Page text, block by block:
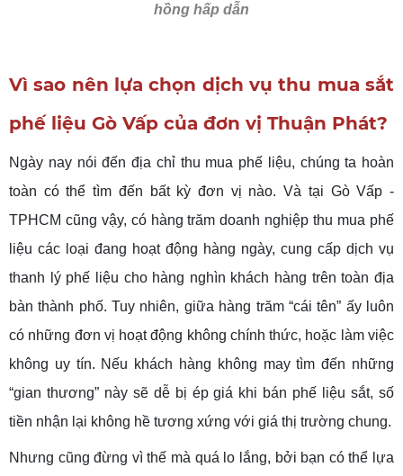
hồng hấp dẫn
Vì sao nên lựa chọn dịch vụ thu mua sắt
phế liệu Gò Vấp của đơn vị Thuận Phát?
Ngày nay nói đến địa chỉ thu mua phế liệu, chúng ta hoàn
toàn có thể tìm đến bất kỳ đơn vị nào. Và tại Gò Vấp -
TPHCM cũng vậy, có hàng trăm doanh nghiệp thu mua phế
liệu các loại đang hoạt động hàng ngày, cung cấp dịch vụ
thanh lý phế liệu cho hàng nghìn khách hàng trên toàn địa
bàn thành phố. Tuy nhiên, giữa hàng trăm “cái tên” ấy luôn
có những đơn vị hoạt động không chính thức, hoặc làm việc
không uy tín. Nếu khách hàng không may tìm đến những
“gian thương” này sẽ dễ bị ép giá khi bán phế liệu sắt, số
tiền nhận lại không hề tương xứng với giá thị trường chung.
Nhưng cũng đừng vì thế mà quá lo lắng, bởi bạn có thể lựa